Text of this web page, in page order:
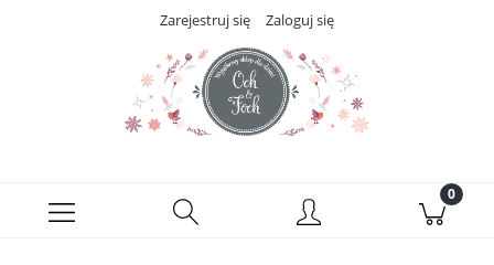
Zarejestruj się Zaloguj się